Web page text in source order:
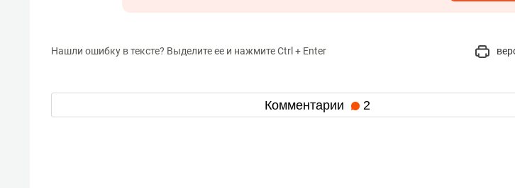
Нашли ошибку в тексте? Выделите ее и нажмите Ctrl + Enter
Комментарии 2